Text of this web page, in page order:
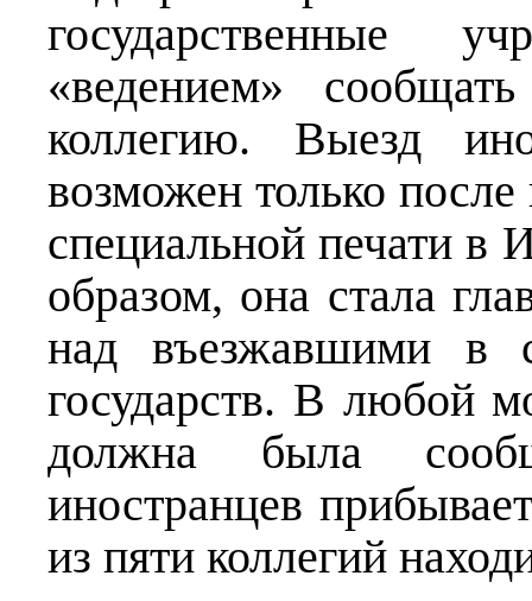
государственные
«ведением»
коллегию. Выезд
возможен только
специальной печати в
образом, она стала
над въезжавшими в
государств. В любой
должна была
иностранцев
из пяти коллегий